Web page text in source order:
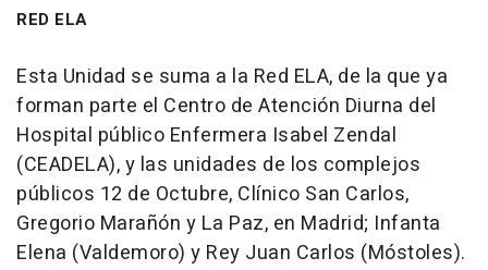
RED ELA
Esta Unidad se suma a la Red ELA, de la que ya
forman parte el Centro de Atención Diurna del
Hospital público Enfermera Isabel Zendal
(CEADELA), y las unidades de los complejos
públicos 12 de Octubre, Clínico San Carlos,
Gregorio Marañón y La Paz, en Madrid; Infanta
Elena (Valdemoro) y Rey Juan Carlos (Móstoles).